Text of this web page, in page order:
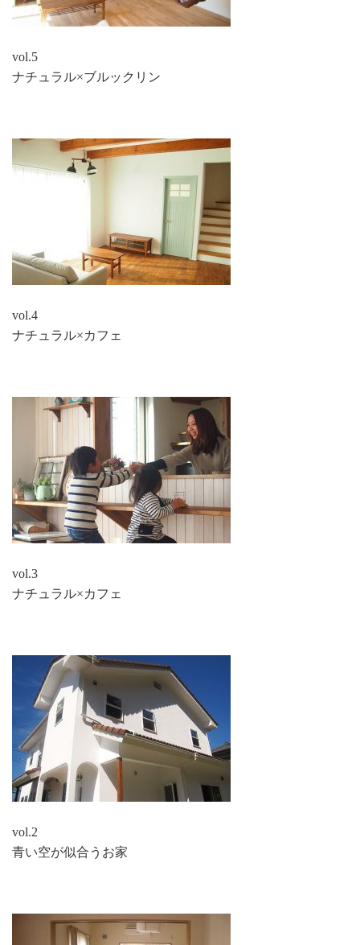
vol.5
ナチュラル×ブルックリン
vol.4
ナチュラル×カフェ
vol.3
ナチュラル×カフェ
vol.2
青い空が似合うお家